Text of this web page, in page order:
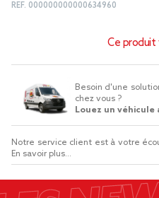
REF. 000000000000634960
Ce produit
Besoin d'une
chez vous ?
Louez un véhicule
Notre service client est à votre
En savoir plus...